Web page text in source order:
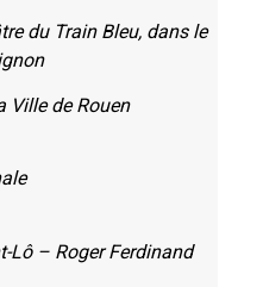
du Train Bleu, dans le
Ville de Rouen
Lô – Roger Ferdinand